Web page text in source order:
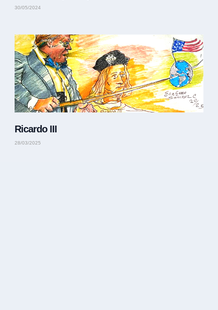
30/05/2024
Ricardo III
28/03/2025